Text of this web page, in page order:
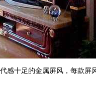
感十足的金属屏风，每款